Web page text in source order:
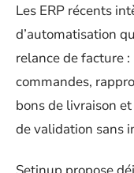
Les ERP récents
d’automatisation
relance de facture
commandes,
bons de livraison
de validation sans